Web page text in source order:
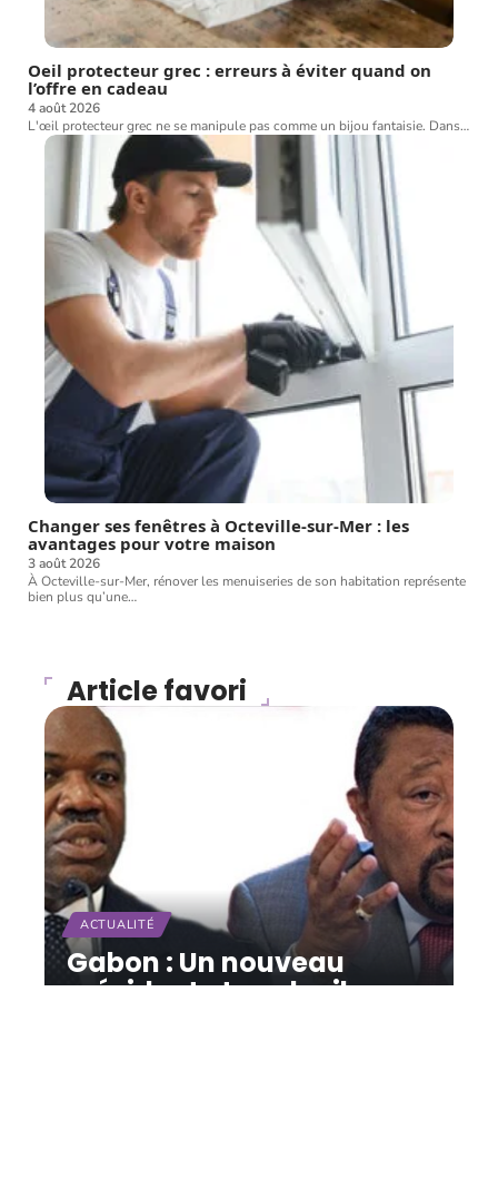
Oeil protecteur grec : erreurs à éviter quand on
l’offre en cadeau
4 août 2026
L'œil protecteur grec ne se manipule pas comme un bijou fantaisie. Dans…
Changer ses fenêtres à Octeville-sur-Mer : les
avantages pour votre maison
3 août 2026
À Octeville-sur-Mer, rénover les menuiseries de son habitation représente
bien plus qu’une…
Article favori
ACTUALITÉ
Gabon : Un nouveau
président et un deuil